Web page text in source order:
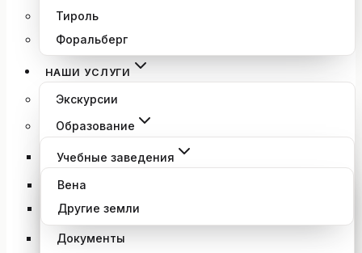
Тироль
Форальберг
НАШИ УСЛУГИ
Экскурсии
Образование
Учебные заведения
Вена
Другие земли
Документы